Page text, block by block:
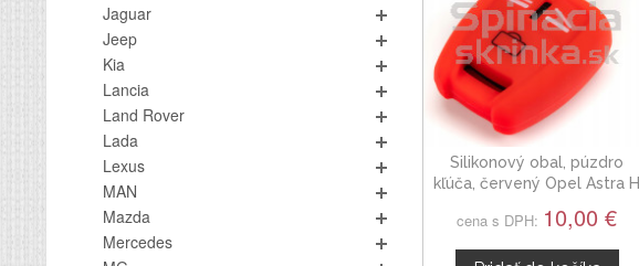
Silikonový obal, púzdro
kľúča, červený Opel Astra H
cena s DPH: 10,00 €
Jaguar
Jeep
Kia
Lancia
Land Rover
Lada
Lexus
MAN
Mazda
Mercedes